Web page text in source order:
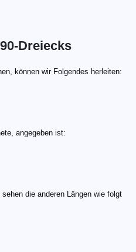
Dreiecks
können wir Folgendes herleiten:
angegeben ist:
die anderen Längen wie folgt